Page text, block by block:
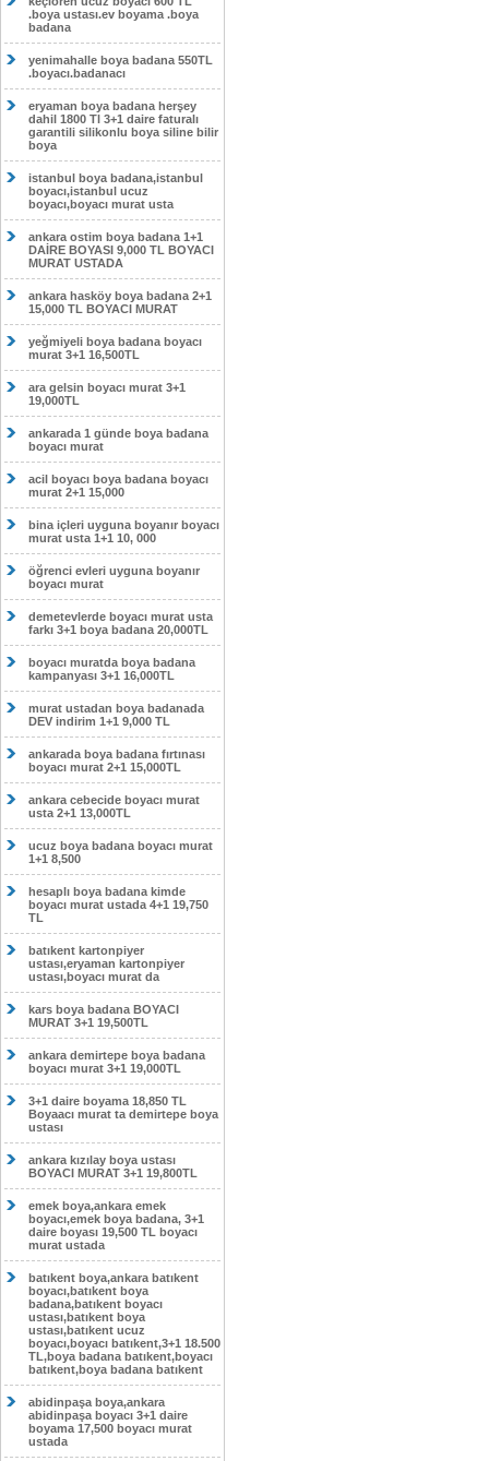
.boya ustası.ev boyama .boya
badana
yenimahalle boya badana 550TL
.boyacı.badanacı
eryaman boya badana herşey
dahil 1800 Tl 3+1 daire faturalı
garantili silikonlu boya siline bilir
boya
istanbul boya badana,istanbul
boyacı,istanbul ucuz
boyacı,boyacı murat usta
ankara ostim boya badana 1+1
DAİRE BOYASI 9,000 TL BOYACI
MURAT USTADA
ankara hasköy boya badana 2+1
15,000 TL BOYACI MURAT
yeğmiyeli boya badana boyacı
murat 3+1 16,500TL
ara gelsin boyacı murat 3+1
19,000TL
ankarada 1 günde boya badana
boyacı murat
acil boyacı boya badana boyacı
murat 2+1 15,000
bina içleri uyguna boyanır boyacı
murat usta 1+1 10, 000
öğrenci evleri uyguna boyanır
boyacı murat
demetevlerde boyacı murat usta
farkı 3+1 boya badana 20,000TL
boyacı muratda boya badana
kampanyası 3+1 16,000TL
murat ustadan boya badanada
DEV indirim 1+1 9,000 TL
ankarada boya badana fırtınası
boyacı murat 2+1 15,000TL
ankara cebecide boyacı murat
usta 2+1 13,000TL
ucuz boya badana boyacı murat
1+1 8,500
hesaplı boya badana kimde
boyacı murat ustada 4+1 19,750
TL
batıkent kartonpiyer
ustası,eryaman kartonpiyer
ustası,boyacı murat da
kars boya badana BOYACI
MURAT 3+1 19,500TL
ankara demirtepe boya badana
boyacı murat 3+1 19,000TL
3+1 daire boyama 18,850 TL
Boyaacı murat ta demirtepe boya
ustası
ankara kızılay boya ustası
BOYACI MURAT 3+1 19,800TL
emek boya,ankara emek
boyacı,emek boya badana, 3+1
daire boyası 19,500 TL boyacı
murat ustada
batıkent boya,ankara batıkent
boyacı,batıkent boya
badana,batıkent boyacı
ustası,batıkent boya
ustası,batıkent ucuz
boyacı,boyacı batıkent,3+1 18.500
TL,boya badana batıkent,boyacı
batıkent,boya badana batıkent
abidinpaşa boya,ankara
abidinpaşa boyacı 3+1 daire
boyama 17,500 boyacı murat
ustada